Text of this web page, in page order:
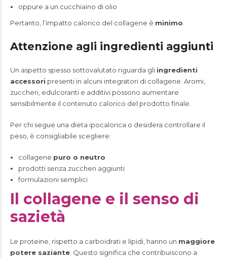
oppure a un cucchiaino di olio
Pertanto, l’impatto calorico del collagene è minimo
Attenzione agli ingredienti aggiunti
Un aspetto spesso sottovalutato riguarda gli ingredienti
accessori presenti in alcuni integratori di collagene. Aromi,
zuccheri, edulcoranti e additivi possono aumentare
sensibilmente il contenuto calorico del prodotto finale.
Per chi segue una dieta ipocalorica o desidera controllare il
peso, è consigliabile scegliere:
collagene puro o neutro
prodotti senza zuccheri aggiunti
formulazioni semplici
Il collagene e il senso di
sazietà
Le proteine, rispetto a carboidrati e lipidi, hanno un maggiore
potere saziante . Questo significa che contribuiscono a